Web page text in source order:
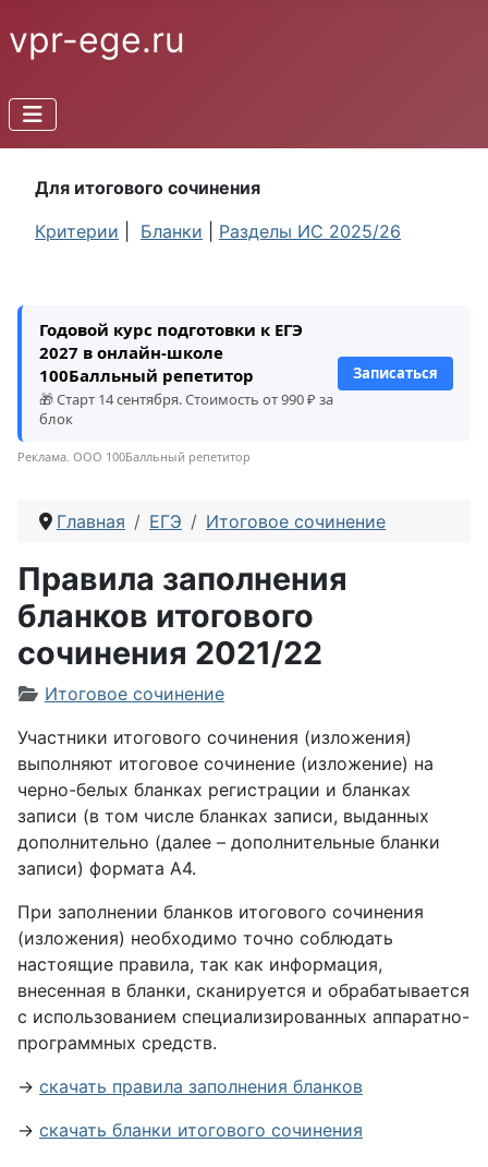
vpr-ege.ru
Для итогового сочинения
Критерии
Бланки Разделы ИС 2025/26
Годовой курс подготовки к ЕГЭ
2027 в онлайн-школе
100Балльный репетитор
🎁 Старт 14 сентября. Стоимость от 990 ₽ за
блок
Записаться
Реклама. ООО 100Балльный репетитор
Главная ЕГЭ Итоговое сочинение
Правила заполнения
бланков итогового
сочинения 2021/22
Информация о материале
Итоговое сочинение
Участники итогового сочинения (изложения)
выполняют итоговое сочинение (изложение) на
черно-белых бланках регистрации и бланках
записи (в том числе бланках записи, выданных
дополнительно (далее – дополнительные бланки
записи) формата А4.
При заполнении бланков итогового сочинения
(изложения) необходимо точно соблюдать
настоящие правила, так как информация,
внесенная в бланки, сканируется и обрабатывается
с использованием специализированных аппаратно-
программных средств.
→ скачать правила заполнения бланков
→ скачать бланки итогового сочинения